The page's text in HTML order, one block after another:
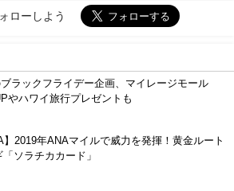
ローしよう
ラックフライデー企画、マイレージモール
やハワイ旅行プレゼントも
】2019年ANAマイルで威力を発揮！黄金ルート
ソラチカカード」